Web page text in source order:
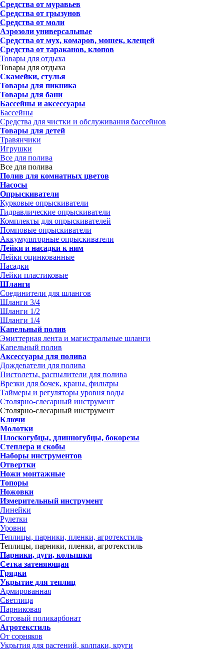
Средства от муравьев
Средства от грызунов
Средства от моли
Аэрозоли универсальные
Средства от мух, комаров, мошек, клещей
Средства от тараканов, клопов
Товары для отдыха
Товары для отдыха
Скамейки, стулья
Товары для пикника
Товары для бани
Бассейны и аксессуары
Бассейны
Средства для чистки и обслуживания бассейнов
Товары для детей
Травянчики
Игрушки
Все для полива
Все для полива
Полив для комнатных цветов
Насосы
Опрыскиватели
Курковые опрыскиватели
Гидравлические опрыскиватели
Комплекты для опрыскивателей
Помповые опрыскиватели
Аккумуляторные опрыскиватели
Лейки и насадки к ним
Лейки оцинкованные
Насадки
Лейки пластиковые
Шланги
Соединители для шлангов
Шланги 3/4
Шланги 1/2
Шланги 1/4
Капельный полив
Эмиттерная лента и магистральные шланги
Капельный полив
Аксессуары для полива
Дождеватели для полива
Пистолеты, распылители для полива
Врезки для бочек, краны, фильтры
Таймеры и регуляторы уровня воды
Столярно-слесарный инструмент
Столярно-слесарный инструмент
Ключи
Молотки
Плоскогубцы, длинногубцы, бокорезы
Степлера и скобы
Наборы инструментов
Отвертки
Ножи монтажные
Топоры
Ножовки
Измерительный инструмент
Линейки
Рулетки
Уровни
Теплицы, парники, пленки, агротекстиль
Теплицы, парники, пленки, агротекстиль
Парники, дуги, колышки
Сетка затеняющая
Грядки
Укрытие для теплиц
Армированная
Светлица
Парниковая
Сотовый поликарбонат
Агротекстиль
От сорняков
Укрытия для растений, колпаки, круги